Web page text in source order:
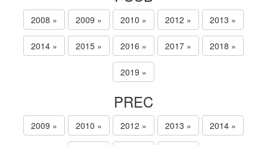
2008 » 2009 » 2010 » 2012 » 2013 »
2014 » 2015 » 2016 » 2017 » 2018 »
2019 »
PREC
2009 » 2010 » 2012 » 2013 » 2014 »